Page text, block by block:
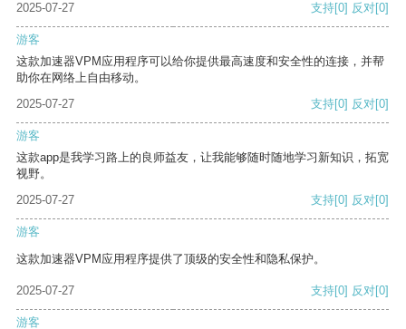
2025-07-27 支持[0] 反对[0]
游客
这款加速器VPM应用程序可以给你提供最高速度和安全性的连接，并帮
助你在网络上自由移动。
2025-07-27
支持[0] 反对[0]
游客
这款app是我学习路上的良师益友，让我能够随时随地学习新知识，拓宽
视野。
2025-07-27
支持[0] 反对[0]
游客
这款加速器VPM应用程序提供了顶级的安全性和隐私保护。
2025-07-27 支持[0] 反对[0]
游客